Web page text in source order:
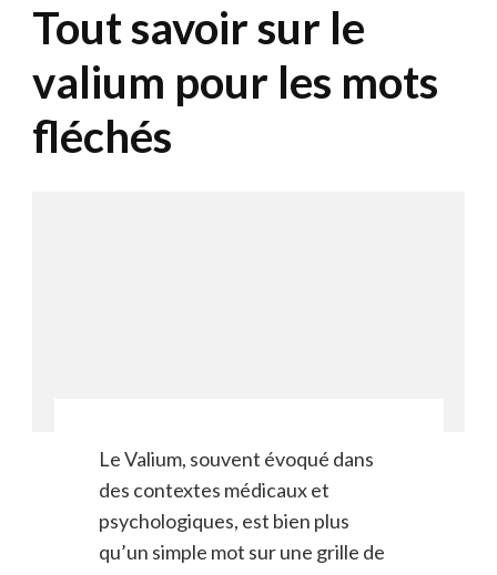
Tout savoir sur le
valium pour les mots
fléchés
Le Valium, souvent évoqué dans
des contextes médicaux et
psychologiques, est bien plus
qu’un simple mot sur une grille de